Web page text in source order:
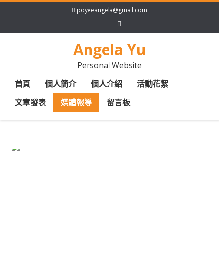
poyeeangela@gmail.com
Angela Yu
Personal Website
首頁
個人簡介 個人介紹
活動花絮
文章發表
媒體報導 留言板